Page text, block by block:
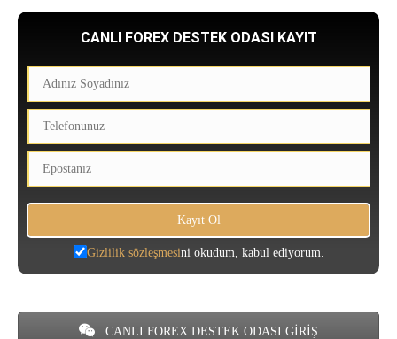
CANLI FOREX DESTEK ODASI KAYIT
Gizlilik sözleşmesini okudum, kabul ediyorum.
CANLI FOREX DESTEK ODASI GİRİŞ